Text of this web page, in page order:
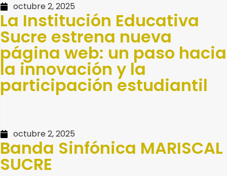
octubre 2, 2025
La Institución Educativa
Sucre estrena nueva
página web: un paso hacia
la innovación y la
participación estudiantil
octubre 2, 2025
Banda Sinfónica MARISCAL
SUCRE